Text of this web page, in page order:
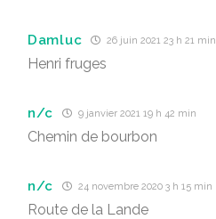
Damluc 26 juin 2021 23 h 21 min
Henri fruges
n/c 9 janvier 2021 19 h 42 min
Chemin de bourbon
n/c 24 novembre 2020 3 h 15 min
Route de la Lande